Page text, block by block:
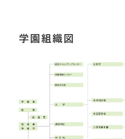
学園組織図